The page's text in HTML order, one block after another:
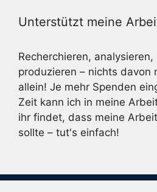
Unterstützt meine
Recherchieren,
produzieren – nichts davon
allein! Je mehr Spenden
Zeit kann ich in meine
ihr findet, dass meine
sollte – tut's einfach!